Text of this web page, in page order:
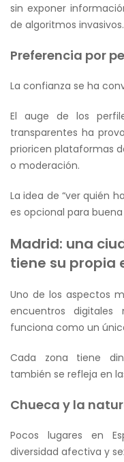
sin exponer
de algoritmos invasivos.
Preferencia por
La confianza se ha
El auge de los
transparentes ha
prioricen plataformas
o moderación.
La idea de “ver quién
es opcional para
Madrid: una
tiene su propia
Uno de los aspectos
encuentros
funciona como un
Cada zona tiene
también se refleja en
Chueca y la
Pocos lugares en
diversidad afectiva y